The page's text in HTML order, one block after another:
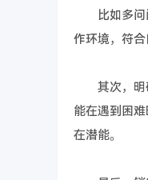
比如多问问
作环境，符
其次，明确
能在遇到困
在潜能。